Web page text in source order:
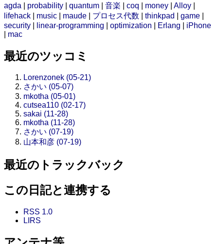
agda
probability quantum 音楽 coq money Alloy
lifehack
music maude プロセス代数 thinkpad game
security
linear-programming optimization Erlang
iPhone
mac
最近のツッコミ
Lorenzonek (05-21)
さかい (05-07)
mkotha (05-01)
cutsea110 (02-17)
sakai (11-28)
mkotha (11-28)
さかい (07-19)
山本和彦 (07-19)
最近のトラックバック
この日記と連携する
RSS 1.0
LIRS